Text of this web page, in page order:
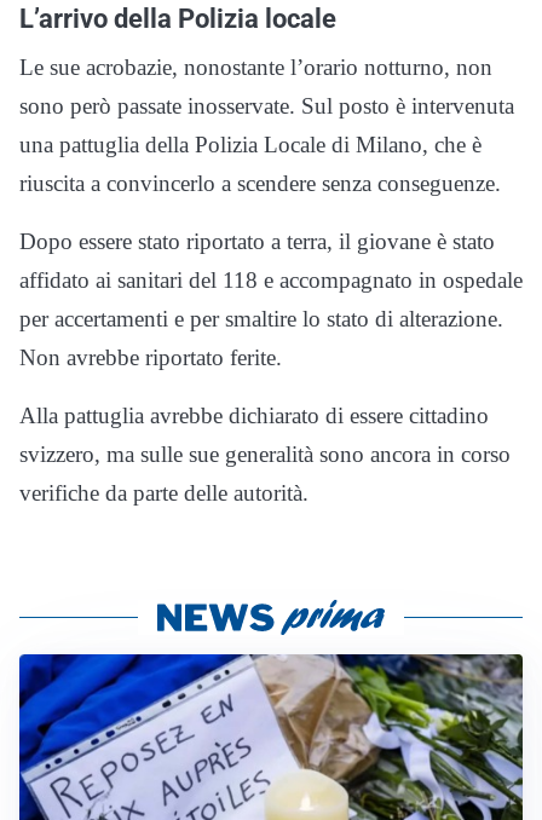
L’arrivo della Polizia locale
Le sue acrobazie, nonostante l’orario notturno, non
sono però passate inosservate. Sul posto è intervenuta
una pattuglia della Polizia Locale di Milano, che è
riuscita a convincerlo a scendere senza conseguenze.
Dopo essere stato riportato a terra, il giovane è stato
affidato ai sanitari del 118 e accompagnato in ospedale
per accertamenti e per smaltire lo stato di alterazione.
Non avrebbe riportato ferite.
Alla pattuglia avrebbe dichiarato di essere cittadino
svizzero, ma sulle sue generalità sono ancora in corso
verifiche da parte delle autorità.